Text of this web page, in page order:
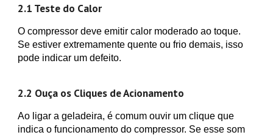
2.1 Teste do Calor
O compressor deve emitir calor moderado ao toque.
Se estiver extremamente quente ou frio demais, isso
pode indicar um defeito.
2.2 Ouça os Cliques de Acionamento
Ao ligar a geladeira, é comum ouvir um clique que
indica o funcionamento do compressor. Se esse som